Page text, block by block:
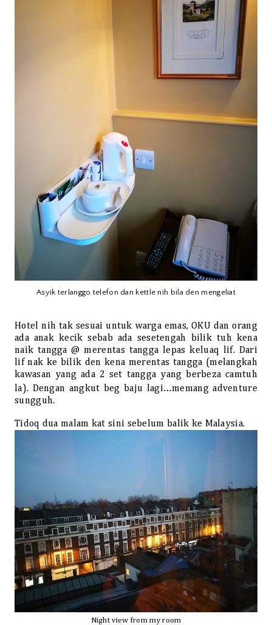
Asyik terlanggo telefon dan kettle nih bila den mengeliat
Hotel nih tak sesuai untuk warga emas, OKU dan orang
ada anak kecik sebab ada sesetengah bilik tuh kena
naik tangga @ merentas tangga lepas keluaq lif. Dari
lif nak ke bilik den kena merentas tangga (melangkah
kawasan yang ada 2 set tangga yang berbeza camtuh
la). Dengan angkut beg baju lagi…memang adventure
sungguh.
Tidoq dua malam kat sini sebelum balik ke Malaysia.
Night view from my room